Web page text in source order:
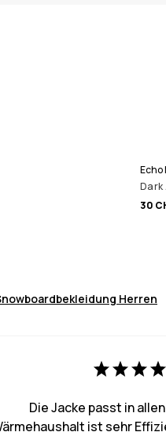
Echo
30
Herren
Die Jacke passt in
ist sehr